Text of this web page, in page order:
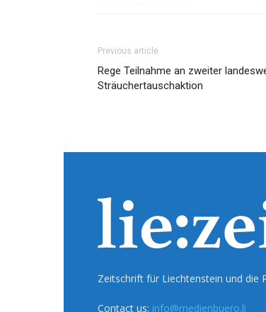
Previous article
Rege Teilnahme an zweiter
Sträuchertauschaktion
Zeitschrift für Liechtenstein und die
Contact us: info@medienbuero.li